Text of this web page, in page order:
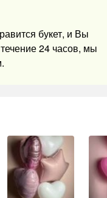
букет, и Вы
24 часов, мы